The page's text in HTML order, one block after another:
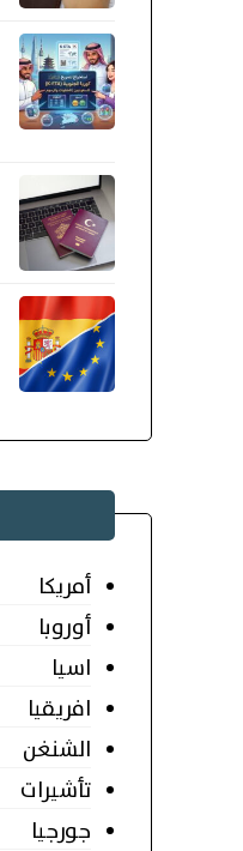
أمريكا
أوروبا
اسيا
افريقيا
الشنغن
تأشيرات
جورجيا